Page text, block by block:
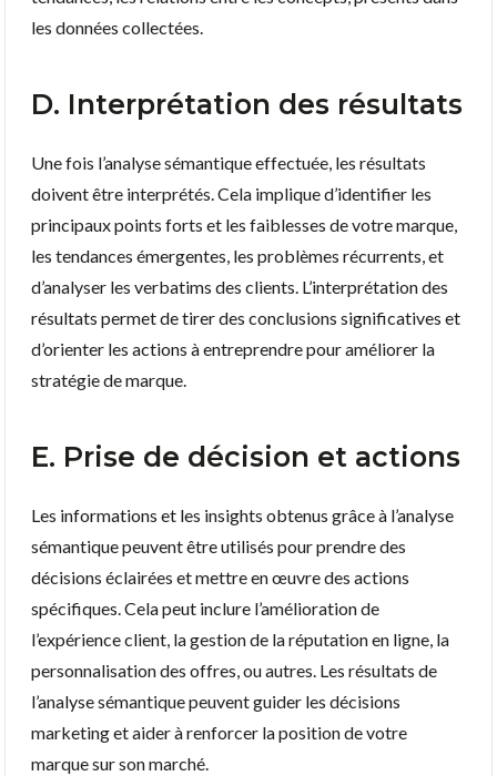
les données collectées.
D. Interprétation des résultats
Une fois l’analyse sémantique effectuée, les résultats
doivent être interprétés. Cela implique d’identifier les
principaux points forts et les faiblesses de votre marque,
les tendances émergentes, les problèmes récurrents, et
d’analyser les verbatims des clients. L’interprétation des
résultats permet de tirer des conclusions significatives et
d’orienter les actions à entreprendre pour améliorer la
stratégie de marque.
E. Prise de décision et actions
Les informations et les insights obtenus grâce à l’analyse
sémantique peuvent être utilisés pour prendre des
décisions éclairées et mettre en œuvre des actions
spécifiques. Cela peut inclure l’amélioration de
l’expérience client, la gestion de la réputation en ligne, la
personnalisation des offres, ou autres. Les résultats de
l’analyse sémantique peuvent guider les décisions
marketing et aider à renforcer la position de votre
marque sur son marché.